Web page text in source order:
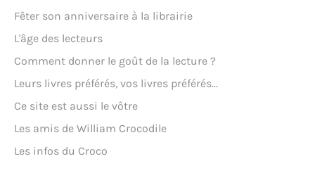
Fêter son anniversaire à la librairie
L'âge des lecteurs
Comment donner le goût de la lecture ?
Leurs livres préférés, vos livres préférés...
Ce site est aussi le vôtre
Les amis de William Crocodile
Les infos du Croco